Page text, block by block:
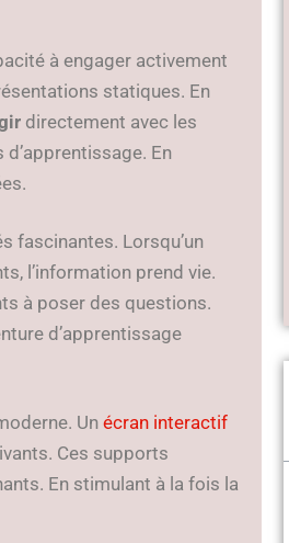
à engager activement
statiques. En
directement avec les
En
fascinantes. Lorsqu’un
l’information prend vie.
à poser des questions.
d’apprentissage
Un écran interactif
Ces supports
En stimulant à la fois la